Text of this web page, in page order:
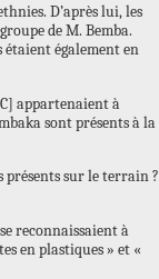
D’après lui, les
de M. Bemba.
étaient également en
appartenaient à
sont présents à la
présents sur le terrain ?
reconnaissaient à
en plastiques » et «